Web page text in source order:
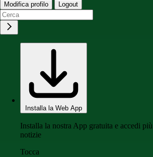
Modifica profilo Logout
Installa la Web App
Installa la nostra App gratuita e accedi
notizie
Tocca